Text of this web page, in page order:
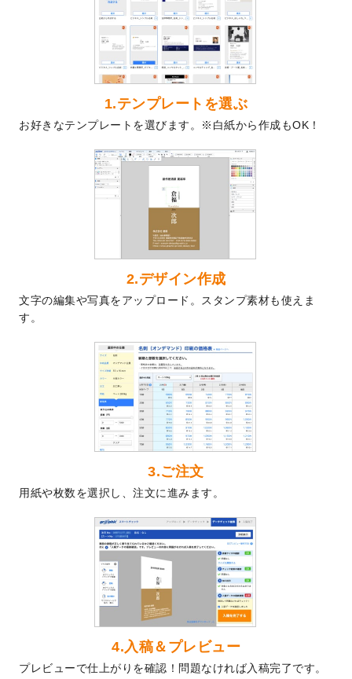
を公開いたしました。
喪中はがきのデザインテンプレート
いたしました。
2025年版1月始まりのカレンダーデザイン
テンプレート
を公開いたしました。
なりました！
プラスチックカードのデザインテンプレー
トを追加しました。
回数券のデザインテンプレート
した。
暑中見舞いのデザインテンプレート
しました。
メッセージカードのデザインテンプレート
を追加しました。
2024/6/14
エコノミータイプののぼりが作成できるよ
うになりました！
【新商品】のぼり
が作成できるようになり
ました！
DMのデザインテンプレートを追加しまし
た。
【新商品】ステッカー
なりました！
2024年版4月始まりのカレンダーデザイン
テンプレートを公開いたしました。
2024年辰年の年賀ポスターデザインテンプ
レート
を公開いたしました。
箔押し年賀状のデザインテンプレート
開いたしました。
クリアファイル、封筒、うちわにてオリジ
ナルデザインで作成できるようになりまし
た！
1.テンプレートを選ぶ
お好きなテンプレートを選びます。※白紙から作成もOK！
2.デザイン作成
文字の編集や写真をアップロード。スタンプ素材も使えま
す。
3.ご注文
用紙や枚数を選択し、注文に進みます。
4.入稿＆プレビュー
プレビューで仕上がりを確認！問題なければ入稿完了です。